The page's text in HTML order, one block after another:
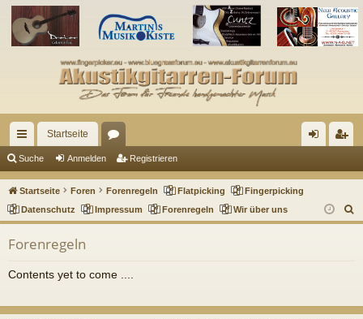
ch
ne
llz
Startseite
en m ist
rie
Suche Anmelden Registrieren
Startseite Foren Forenregeln Flatpicking
Fingerpicking
Datenschutz
Impressum Forenregeln Wir über uns
u
Forenregeln
Contents yet to come ....